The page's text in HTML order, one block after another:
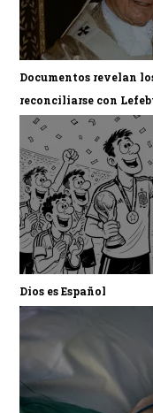
Documentos revelan
reconciliarse con
Dios es Español